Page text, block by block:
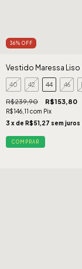
36% OFF
Vestido Maressa Liso
40 42 44 46
R$239,90 R$153,80
R$146,11 com Pix
3 x de R$51,27 sem juros
COMPRAR